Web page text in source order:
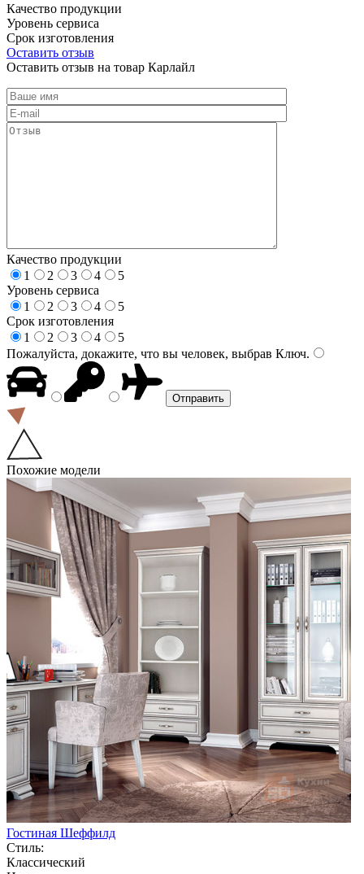
Качество продукции
Уровень сервиса
Срок изготовления
Оставить отзыв
Оставить отзыв на товар Карлайл
Качество продукции
1
2 3 4
5
Уровень сервиса
1
2 3 4
5
Срок изготовления
1
2 3 4
5
Пожалуйста, докажите, что вы человек, выбрав Ключ.
Похожие модели
Гостиная Шеффилд
Стиль:
Классический